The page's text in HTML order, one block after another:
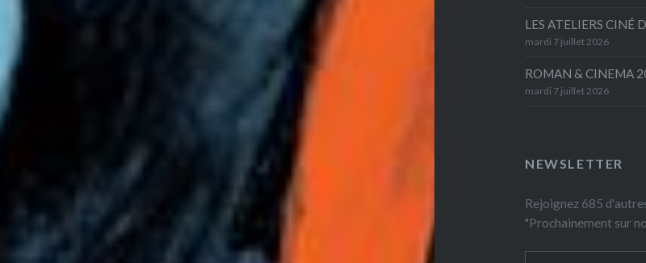
LES ATELIERS CINÉ
mardi 7 juillet 2026
ROMAN & CINEMA
mardi 7 juillet 2026
NEWSLETTER
Rejoignez 685
"Prochainement sur